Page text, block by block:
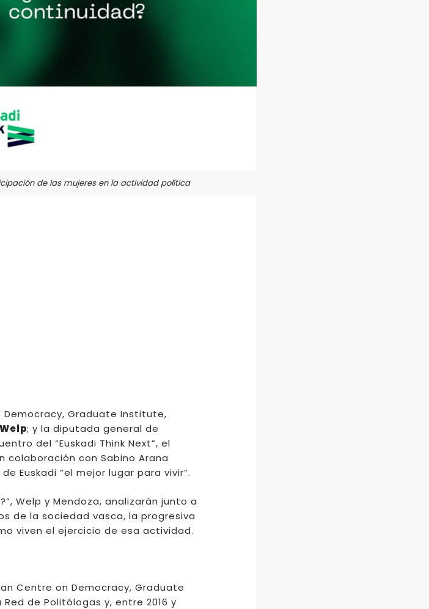
de las mujeres en la actividad política
Graduate Institute,
; y la diputada general de
del “Euskadi Think Next”, el
colaboración con Sabino Arana
Euskadi “el mejor lugar para vivir”.
Welp y Mendoza, analizarán junto a
de la sociedad vasca, la progresiva
viven el ejercicio de esa actividad.
Centre on Democracy, Graduate
de Politólogas y, entre 2016 y